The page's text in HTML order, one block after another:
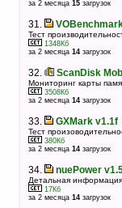
за 2 месяца 15 загрузок
31.
Тест
1348Кб
за 2 месяца 14 загрузок
32. ScanDisk
Мониторинг карты
3508Кб
за 2 месяца 14 загрузок
33. GXMark v1.1f
Тест
380Кб
за 2 месяца 14 загрузок
34. nuePower
Детальная
17Кб
за 2 месяца 14 загрузок